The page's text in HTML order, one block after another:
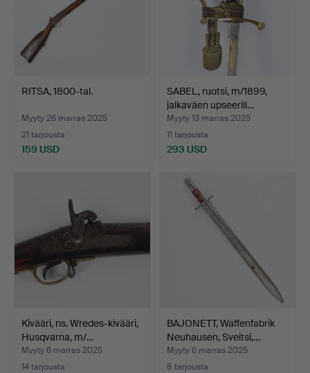
RITSA, 1800-tal.
Myyty 26 marras 2025
21 tarjousta
159 USD
SABEL, ruotsi, m/1899,
jalkaväen upseerill…
Myyty 13 marras 2025
11 tarjousta
293 USD
Kivääri, ns. Wredes-kivääri,
Husqvarna, m/…
Myyty 6 marras 2025
14 tarjousta
BAJONETT, Waffenfabrik
Neuhausen, Sveitsi,…
Myyty 6 marras 2025
8 tarjousta